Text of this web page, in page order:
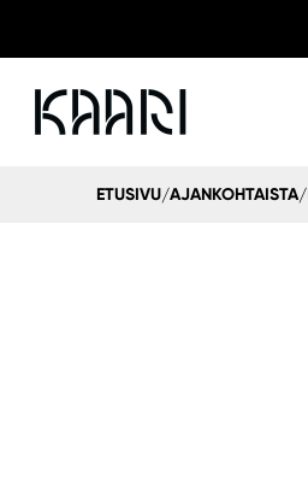
ETUSIVU/AJANKOHTAISTA/